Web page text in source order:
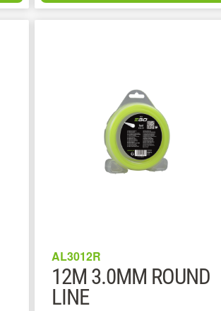
AL3012R
12M 3.0MM ROUND
LINE